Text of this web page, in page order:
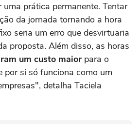
prática permanente. Tentar
da jornada tornando a hora
seria um erro que desvirtuaria
proposta. Além disso, as horas
um custo maior para o
por si só funciona como um
detalha Taciela